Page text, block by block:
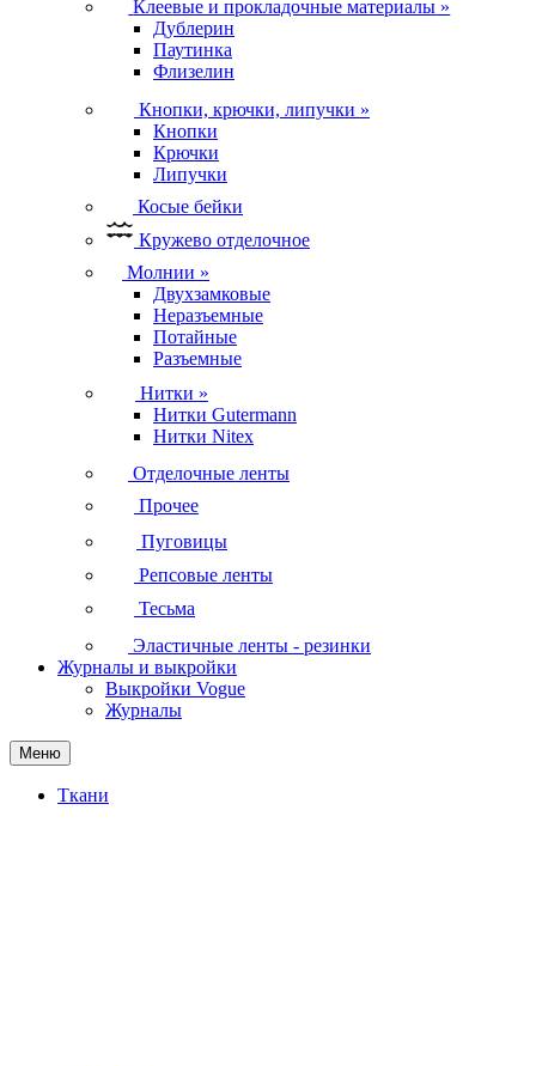
Клеевые и прокладочные материалы »
Дублерин
Паутинка
Флизелин
Кнопки, крючки, липучки »
Кнопки
Крючки
Липучки
Косые бейки
Кружево отделочное
Молнии »
Двухзамковые
Неразъемные
Потайные
Разъемные
Нитки »
Нитки Gutermann
Нитки Nitex
Отделочные ленты
Прочее
Пуговицы
Репсовые ленты
Тесьма
Эластичные ленты - резинки
Журналы и выкройки
Выкройки Vogue
Журналы
Меню
Ткани